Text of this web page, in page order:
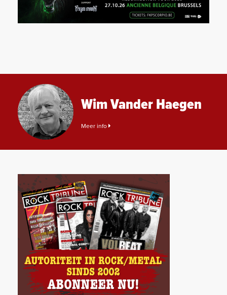
Wim Vander Haegen
Meer info